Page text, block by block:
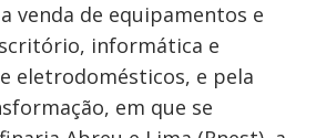
venda de equipamentos e
informática e
eletrodomésticos, e pela
em que se